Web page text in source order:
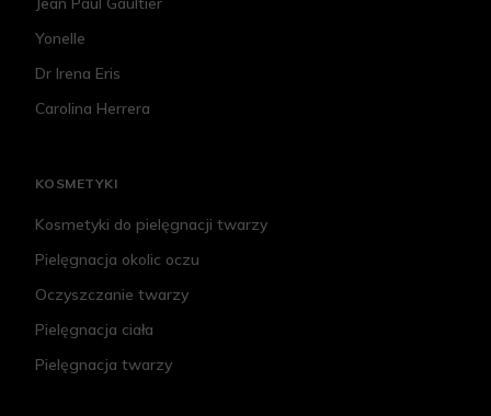
Yonelle
Dr Irena Eris
Carolina Herrera
KOSMETYKI
Kosmetyki do pielęgnacji twarzy
Pielęgnacja okolic oczu
Oczyszczanie twarzy
Pielęgnacja ciała
Pielęgnacja twarzy